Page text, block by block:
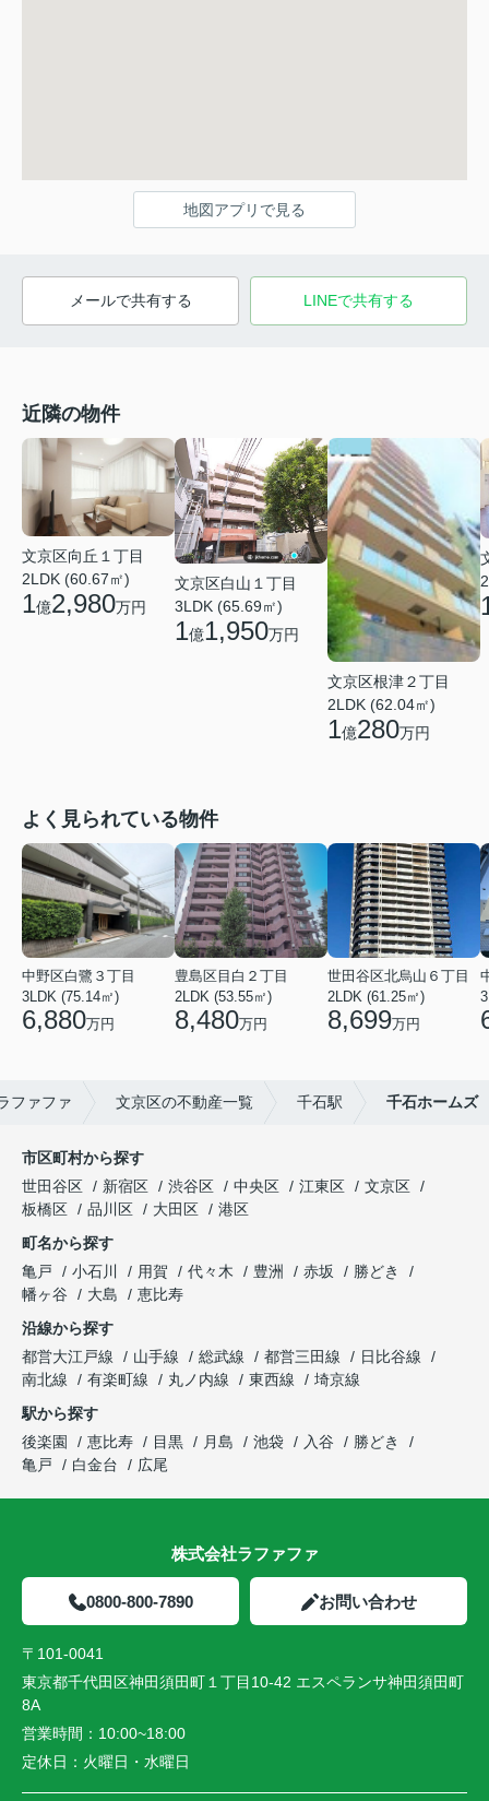
地図アプリで見る
メールで共有する LINEで共有する
近隣の物件
文京区向丘１丁目
2LDK (60.67㎡)
1億2,980万円
文京区白山１丁目
3LDK (65.69㎡)
1億1,950万円
文京区根津２丁目
2LDK (62.04㎡)
1億280万円
よく見られている物件
中野区白鷺３丁目
3LDK (75.14㎡)
6,880万円
豊島区目白２丁目
2LDK (53.55㎡)
8,480万円
世田谷区北烏山６丁目
2LDK (61.25㎡)
8,699万円
ファファ 文京区の不動産一覧 千石駅 千石ホームズ
市区町村から探す
世田谷区
新宿区 渋谷区 中央区 江東区
文京区
板橋区
品川区 大田区
港区
町名から探す
亀戸
小石川 用賀 代々木 豊洲 赤坂
勝どき
幡ヶ谷
大島
恵比寿
沿線から探す
都営大江戸線
山手線 総武線 都営三田線
日比谷線
南北線
有楽町線 丸ノ内線 東西線
埼京線
駅から探す
後楽園
恵比寿 目黒 月島 池袋 入谷
勝どき
亀戸
白金台 広尾
株式会社ラファファ
0800-800-7890 お問い合わせ
〒101-0041
東京都千代田区神田須田町１丁目10-42 エスペランサ神田須田町
8A
営業時間： 10:00~18:00
定休日： 火曜日・水曜日